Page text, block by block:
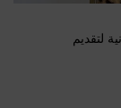
لتقديم